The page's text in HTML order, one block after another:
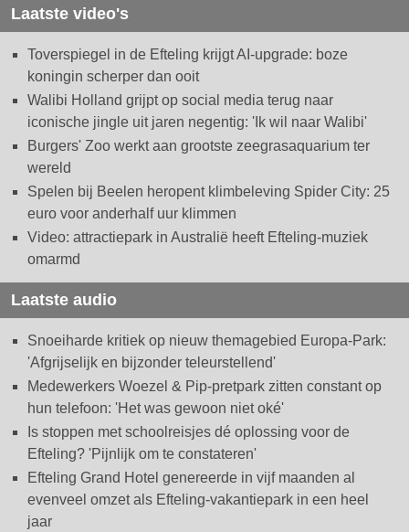
Laatste video's
Toverspiegel in de Efteling krijgt AI-upgrade: boze
koningin scherper dan ooit
Walibi Holland grijpt op social media terug naar
iconische jingle uit jaren negentig: 'Ik wil naar Walibi'
Burgers' Zoo werkt aan grootste zeegrasaquarium ter
wereld
Spelen bij Beelen heropent klimbeleving Spider City: 25
euro voor anderhalf uur klimmen
Video: attractiepark in Australië heeft Efteling-muziek
omarmd
Laatste audio
Snoeiharde kritiek op nieuw themagebied Europa-Park:
'Afgrijselijk en bijzonder teleurstellend'
Medewerkers Woezel & Pip-pretpark zitten constant op
hun telefoon: 'Het was gewoon niet oké'
Is stoppen met schoolreisjes dé oplossing voor de
Efteling? 'Pijnlijk om te constateren'
Efteling Grand Hotel genereerde in vijf maanden al
evenveel omzet als Efteling-vakantiepark in een heel
jaar